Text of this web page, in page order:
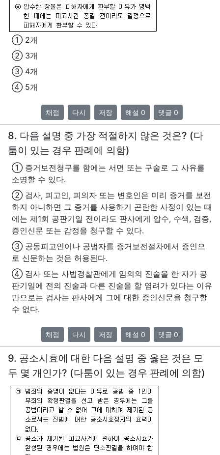
① 2개
② 3개
③ 4개
④ 5개
채점 다시 저장 해설 0 댓글 0
8. 다음 설명 중 가장 적절하지 않은 것은? (다
툼이 있는 경우 판례에 의함)
① 증거보전청구를 함에는 서면 또는 구술로 그 사유를
소명할 수 있다.
② 검사, 피고인, 피의자 또는 변호인은 미리 증거를 보전
하지 아니하면 그 증거를 사용하기 곤란한 사정이 있는 때
에는 제1회 공판기일 전이라도 판사에게 압수, 수색, 검증,
증인신문 또는 감정을 청구할 수 있다.
③ 공동피고인이나 공범자를 증거보전절차에서 증인으
로 신문하는 것은 허용된다.
④ 검사 또는 사법경찰관에게 임의의 진술을 한 자가 공
판기일에 전의 진술과 다른 진술을 할 염려가 있다는 이유
만으로는 검사는 판사에게 그에 대한 증인신문을 청구할
수 없다.
채점 다시 저장 해설 0 댓글 0
9. 공소시효에 대한 다음 설명 중 옳은 것은 모
두 몇 개인가? (다툼이 있는 경우 판례에 의함)